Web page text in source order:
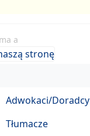
a
Adwokaci/Doradcy
Tłumacze